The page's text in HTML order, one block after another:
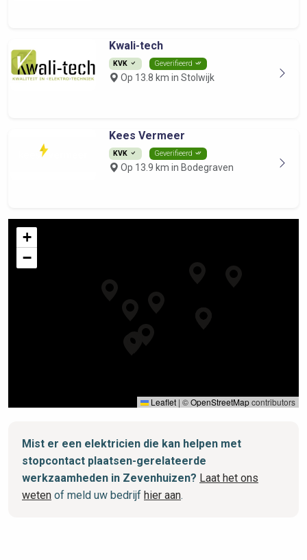
Kwali-tech
KVK Geverifieerd
Op 13.8 km in Stolwijk
Kees Vermeer
KVK Geverifieerd
Op 13.9 km in Bodegraven
+
−
Leaflet | ©OpenStreetMapcontributors
Mist er een elektricien die kan helpen met
stopcontact plaatsen-gerelateerde
werkzaamheden in Zevenhuizen? Laat het ons
weten of meld uw bedrijf hier aan.